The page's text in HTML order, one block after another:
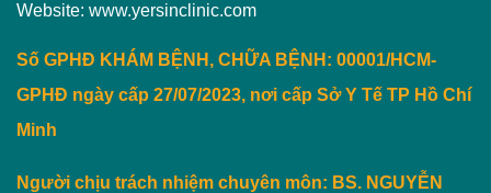
Website: www.yersinclinic.com
Số GPHĐ KHÁM BỆNH, CHỮA BỆNH: 00001/HCM-
GPHĐ ngày cấp 27/07/2023, nơi cấp Sở Y Tế TP Hồ Chí
Minh
Người chịu trách nhiệm chuyên môn: BS. NGUYỄN